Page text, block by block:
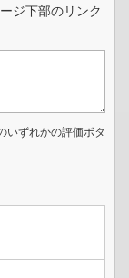
ジ下部のリンク
いずれかの評価ボタ